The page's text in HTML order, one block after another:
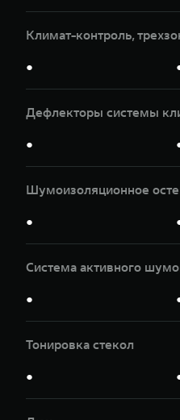
Климат-контроль,
●
Дефлекторы системы
●
Шумоизоляционное
●
Система активного
●
Тонировка стекол
●